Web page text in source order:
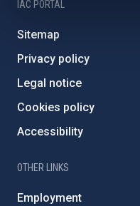
IAC PORTAL
Sitemap
Privacy policy
Legal notice
Cookies policy
Accessibility
OTHER LINKS
Employment